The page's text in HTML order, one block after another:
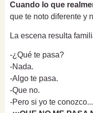
Cuando lo que
que te noto diferente y
La escena resulta
-¿Qué te pasa?
-Nada.
-Algo te pasa.
-Que no.
-Pero si yo te conozco...